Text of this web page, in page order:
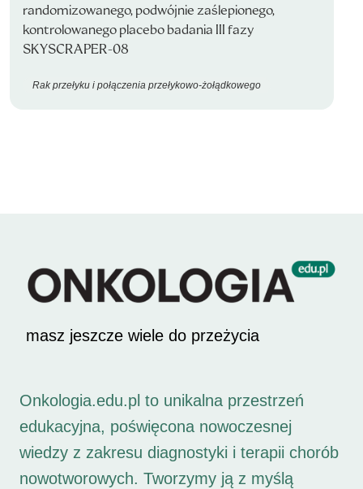
randomizowanego, podwójnie zaślepionego,
kontrolowanego placebo badania III fazy
SKYSCRAPER-08
Rak przełyku i połączenia przełykowo-żołądkowego
masz jeszcze wiele do przeżycia
Onkologia.edu.pl to unikalna przestrzeń
edukacyjna, poświęcona nowoczesnej
wiedzy z zakresu diagnostyki i terapii chorób
nowotworowych. Tworzymy ją z myślą